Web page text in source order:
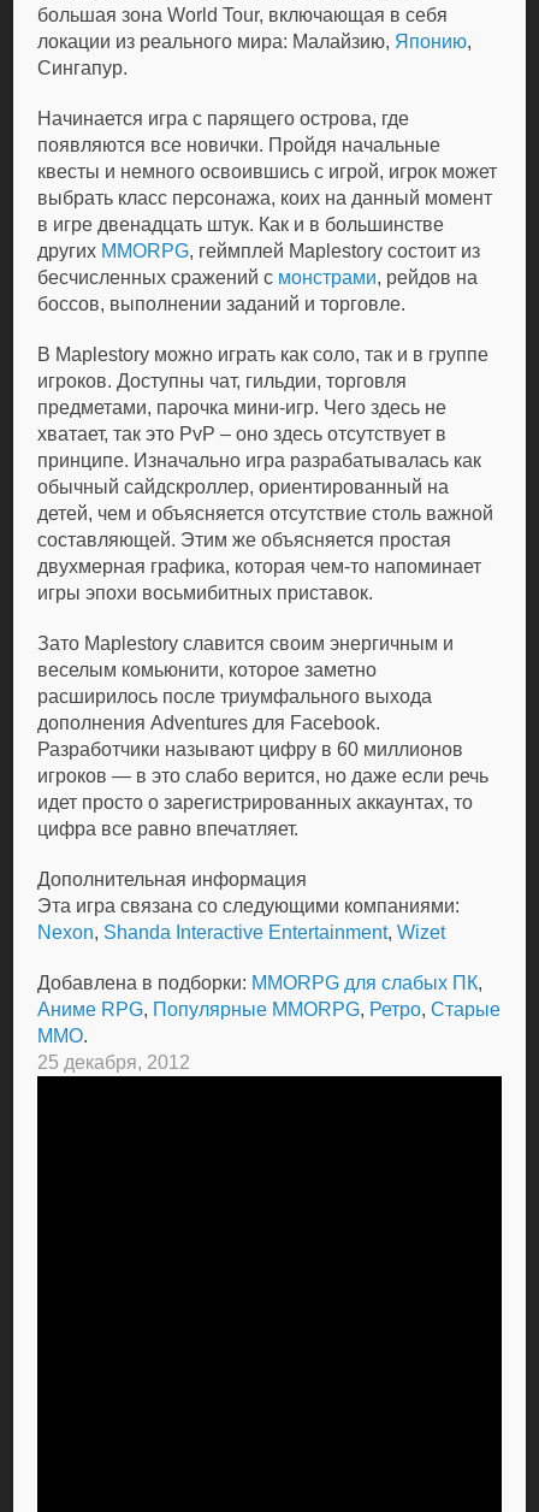
большая зона World Tour, включающая в себя
локации из реального мира: Малайзию, Японию,
Сингапур.
Начинается игра с парящего острова, где
появляются все новички. Пройдя начальные
квесты и немного освоившись с игрой, игрок может
выбрать класс персонажа, коих на данный момент
в игре двенадцать штук. Как и в большинстве
других MMORPG, геймплей Maplestory состоит из
бесчисленных сражений с монстрами, рейдов на
боссов, выполнении заданий и торговле.
В Maplestory можно играть как соло, так и в группе
игроков. Доступны чат, гильдии, торговля
предметами, парочка мини-игр. Чего здесь не
хватает, так это PvP – оно здесь отсутствует в
принципе. Изначально игра разрабатывалась как
обычный сайдскроллер, ориентированный на
детей, чем и объясняется отсутствие столь важной
составляющей. Этим же объясняется простая
двухмерная графика, которая чем-то напоминает
игры эпохи восьмибитных приставок.
Зато Maplestory славится своим энергичным и
веселым комьюнити, которое заметно
расширилось после триумфального выхода
дополнения Adventures для Facebook.
Разработчики называют цифру в 60 миллионов
игроков — в это слабо верится, но даже если речь
идет просто о зарегистрированных аккаунтах, то
цифра все равно впечатляет.
Дополнительная информация
Эта игра связана со следующими компаниями:
Nexon, Shanda Interactive Entertainment,Wizet
Добавлена в подборки: MMORPG для слабых ПК,
Аниме RPG, Популярные MMORPG, Ретро,Старые
MMO.
25 декабря, 2012